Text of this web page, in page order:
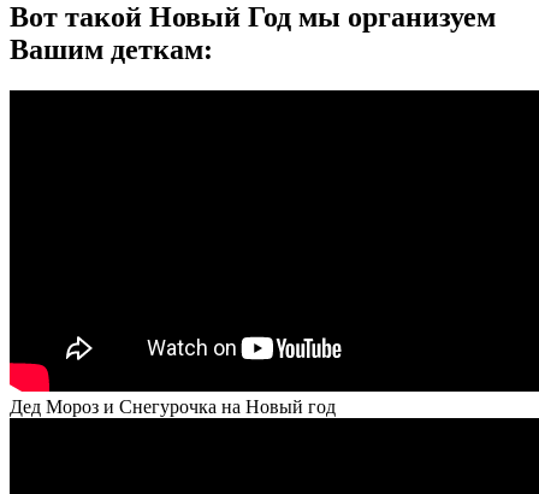
Вот такой Новый Год мы организуем
Вашим деткам:
Дед Мороз и Снегурочка на Новый год